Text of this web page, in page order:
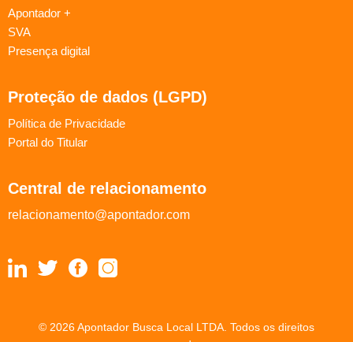
Apontador +
SVA
Presença digital
Proteção de dados (LGPD)
Política de Privacidade
Portal do Titular
Central de relacionamento
relacionamento@apontador.com
© 2026 Apontador Busca Local LTDA. Todos os direitos